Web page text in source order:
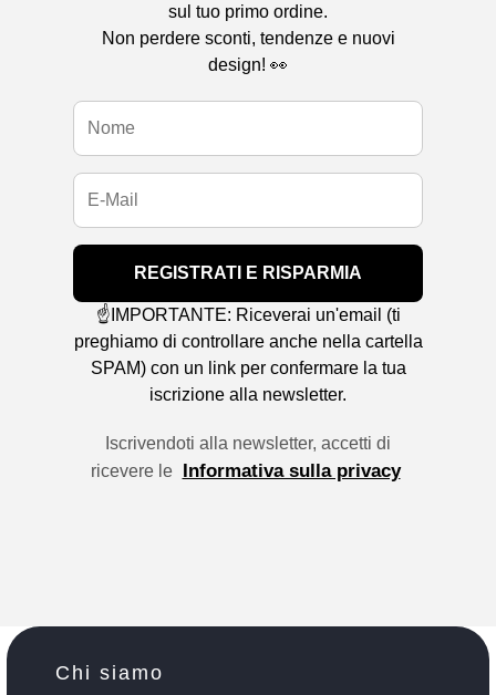
sul tuo primo ordine.
Non perdere sconti, tendenze e nuovi
design! 👀
REGISTRATI E RISPARMIA
☝️IMPORTANTE: Riceverai un'email (ti
preghiamo di controllare anche nella cartella
SPAM) con un link per confermare la tua
iscrizione alla newsletter.
Iscrivendoti alla newsletter, accetti di
ricevere le Informativa sulla privacy
Chi siamo